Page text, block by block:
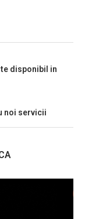
disponibil in
noi servicii